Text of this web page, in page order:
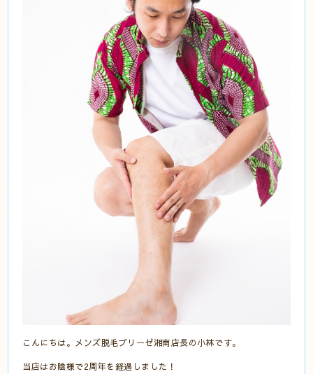
こんにちは。メンズ脱毛ブリーゼ湘南店長の小林です。
当店はお陰様で2周年を経過しました！